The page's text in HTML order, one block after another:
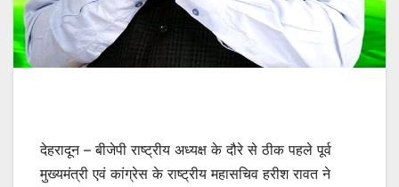
देहरादून – बीजेपी राष्ट्रीय अध्यक्ष के दौरे से ठीक पहले पूर्व
मुख्यमंत्री एवं कांग्रेस के राष्ट्रीय महासचिव हरीश रावत ने